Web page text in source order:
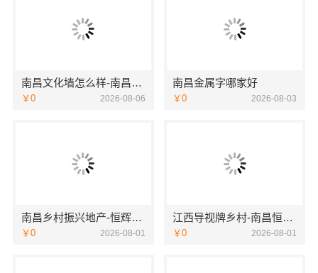
南昌文化墙怎么样-南昌恒辉广告
￥0 2026-08-06
南昌金属字哪家好
￥0 2026-08-03
南昌乡村振兴地产-恒辉广告
￥0 2026-08-01
江西导视牌乡村-南昌恒辉广告
￥0 2026-08-01